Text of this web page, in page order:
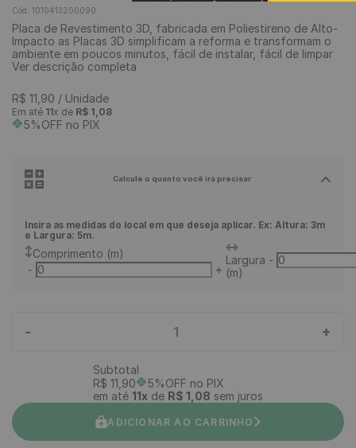
Cód: 1010413200090
Placa de Revestimento 3D, fabricada em Poliestireno de Alto-
Impacto as Placas 3D simplificam a reforma e transformam o
ambiente em poucos minutos, fácil de instalar, fácil de limpar
Ver descrição completa
R$ 11 90 / Unidade
Em até 11x de R$ 1,08
5%OFF no PIX
Calcule o quanto você irá precisar
Insira as medidas do local em que deseja aplicar. Ex: Altura: 3m
e Largura: 5m.
Comprimento (m)
-
+
Largura
(m)
-
- 1 +
Subtotal
R$ 11 90
5%OFF no PIX
em até 11x de R$ 1 08 sem juros
ADICIONAR AO CARRINHO
9 º piso vinílico
10º piso vinílico click